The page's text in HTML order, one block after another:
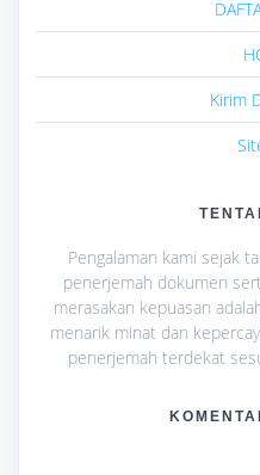
Kirim
Pengalaman kami sejak
penerjemah dokumen
merasakan kepuasan
menarik minat dan
penerjemah terdekat